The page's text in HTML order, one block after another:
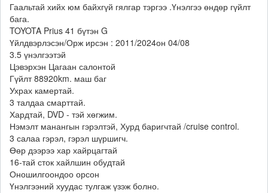
Гаальтай хийх юм байхгүй гялгар тэргээ .Үнэлгээ өндөр гүйлт
бага.
TOYOTA Prius 41 бүтэн G
Үйлдвэрлэсэн/Орж ирсэн : 2011/2024он 04/08
3.5 үнэлгээтэй
Цэвэрхэн Цагаан салонтой
Гүйлт 88920km. маш баг
Ухрах камертай.
3 талдаа смарттай.
Хардтай, DVD - тэй хөгжим.
Нэмэлт манангын гэрэлтэй, Хурд баригчтай /cruise control.
3 салаа гэрэл, гэрэл шүршигч.
Өөр дээрээ хар хайрцагтай
16-тай сток хайлшин обудтай
Оношилгоондоо орсон
Үнэлгээний хуудас тулгаж үзэж болно.